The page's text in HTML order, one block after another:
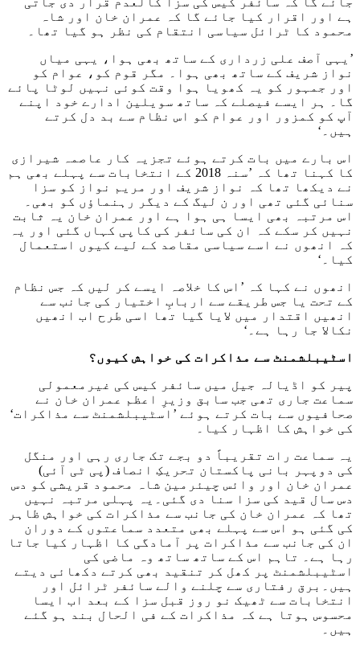
ہے اور اقرار کیا جائے گا کہ عمران خان اور شاہ
محمود کا ٹرائل سیاسی انتقام کی نظر ہو گیا تھا۔
’یہی آصف علی زرداری کے ساتھ بھی ہوا، یہی میاں
نواز شریف کے ساتھ بھی ہوا۔ مگر قوم کو، عوام کو
اور جمہور کو یہ کھویا ہوا وقت کوئی نہیں لوٹا پائے
گا۔ ہر ایسے فیصلے کہ ساتھ سویلین ادارے خود اپنے
آپ کو کمزور اور عوام کو اس نظام سے بد دل کرتے
ہیں۔‘
اس بارے میں بات کرتے ہوئے تجزیہ کار عاصمہ شیرازی
کا کہنا تھا کہ ’سنہ 2018 کے انتخابات سے پہلے بھی ہم
نے دیکھا تھا کہ نواز شریف اور مریم نواز کو سزا
سنائی گئی تھی اور ن لیگ کے دیگر رہنماؤں کو بھی۔
اس مرتبہ بھی ایسا ہی ہوا ہے اور عمران خان یہ ثابت
نہیں کر سکے کہ ان کی سائفر کی کاپی کہاں گئی اور یہ
کہ انھوں نے اسے سیاسی مقاصد کے لیے کیوں استعمال
کیا۔‘
انھوں نے کہا کہ ’اس کا خلاصہ ایسے کر لیں کہ جس نظام
کے تحت یا جس طریقے سے اربابِ اختیار کی جانب سے
انھیں اقتدار میں لایا گیا تھا اسی طرح اب انھیں
نکالا جا رہا ہے۔‘
اسٹیبلشمنٹ سے مذاکرات کی خواہش کیوں؟
پیر کو اڈیالہ جیل میں سائفر کیس کی غیرمعمولی
سماعت جاری تھی جب سابق وزیرِ اعظم عمران خان نے
صحافیوں سے بات کرتے ہوئے ’اسٹیبلشمنٹ سے مذاکرات‘
کی خواہش کا اظہار کیا۔
یہ سماعت رات تقریباً دو بجے تک جاری رہی اور منگل
کی دوپہر بانی پاکستان تحریکِ انصاف (پی ٹی آئی)
عمران خان اور وائس چیئرمین شاہ محمود قریشی کو دس
دس سال قید کی سزا سنا دی گئی۔یہ پہلی مرتبہ نہیں
تھا کہ عمران خان کی جانب سے مذاکرات کی خواہش ظاہر
کی گئی ہو اس سے پہلے بھی متعدد سماعتوں کے دوران
ان کی جانب سے مذاکرات پر آمادگی کا اظہار کیا جاتا
رہا ہے۔ تاہم اس کے ساتھ ساتھ وہ ماضی کی
اسٹیبلشمنٹ پر کھل کر تنقید بھی کرتے دکھائی دیتے
ہیں۔برق رفتاری سے چلنے والے سائفر ٹرائل اور
انتخابات سے ٹھیک نو روز قبل سزا کے بعد اب ایسا
محسوس ہوتا ہے کہ مذاکرات کے فی الحال بند ہو گئے
ہیں۔